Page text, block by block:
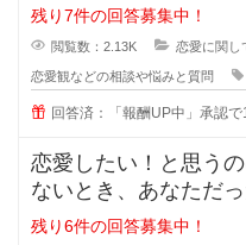
会う時間を作っている
残り7件の回答募集中！
閲覧数：2.13K 恋愛に関し
恋愛観などの相談や悩みと質問
回答済：「報酬UP中」承認で
恋愛したい！と思う
ないとき、あなただ
欲しい！彼女がほしい
残り6件の回答募集中！